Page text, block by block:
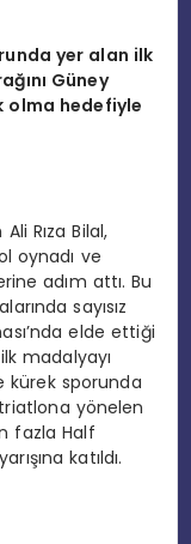
yer alan ilk
Güney
olma hedefiyle
Rıza Bilal,
oynadı ve
adım attı. Bu
sayısız
elde ettiği
madalyayı
kürek sporunda
yönelen
fazla Half
katıldı.